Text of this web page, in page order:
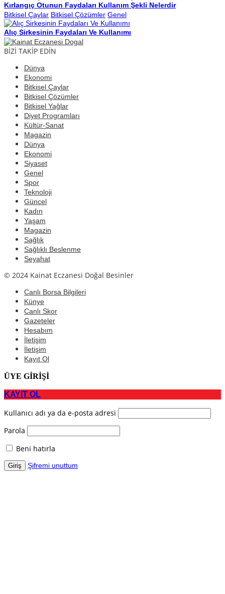
Kırlangıç Otunun Faydaları Kullanım Şekli Nelerdir
Bitkisel Çaylar Bitkisel Çözümler Genel
Alıç Sirkesinin Faydaları Ve Kullanımı
BİZİ TAKİP EDİN
Dünya
Ekonomi
Bitkisel Çaylar
Bitkisel Çözümler
Bitkisel Yağlar
Diyet Programları
Kültür-Sanat
Magazin
Dünya
Ekonomi
Siyaset
Genel
Spor
Teknoloji
Güncel
Kadın
Yaşam
Magazin
Sağlık
Sağlıklı Beslenme
Seyahat
© 2024 Kainat Eczanesi Doğal Besinler
Canlı Borsa Bilgileri
Künye
Canlı Skor
Gazeteler
Hesabım
İletişim
İletişim
Kayıt Ol
ÜYE GİRİŞİ
KAYIT OL
Kullanıcı adı ya da e-posta adresi
Parola
Beni hatırla
Şifremi unuttum